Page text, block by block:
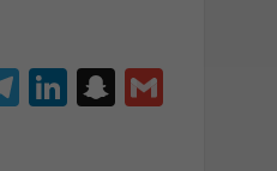
T Li S G